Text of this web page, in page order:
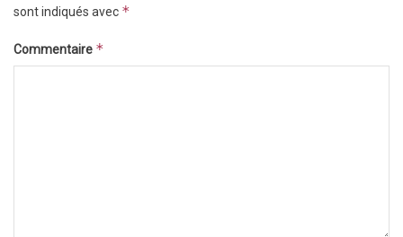
sont indiqués avec *
Commentaire *